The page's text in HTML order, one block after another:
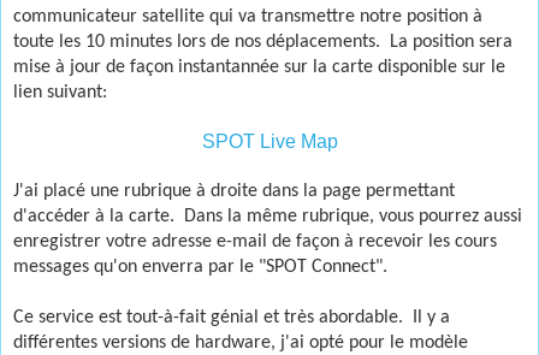
communicateur satellite qui va transmettre notre position à
toute les 10 minutes lors de nos déplacements. La position sera
mise à jour de façon instantannée sur la carte disponible sur le
lien suivant:
SPOT Live Map
J'ai placé une rubrique à droite dans la page permettant
d'accéder à la carte. Dans la même rubrique, vous pourrez aussi
enregistrer votre adresse e-mail de façon à recevoir les cours
messages qu'on enverra par le "SPOT Connect".
Ce service est tout-à-fait génial et très abordable. Il y a
différentes versions de hardware, j'ai opté pour le modèle